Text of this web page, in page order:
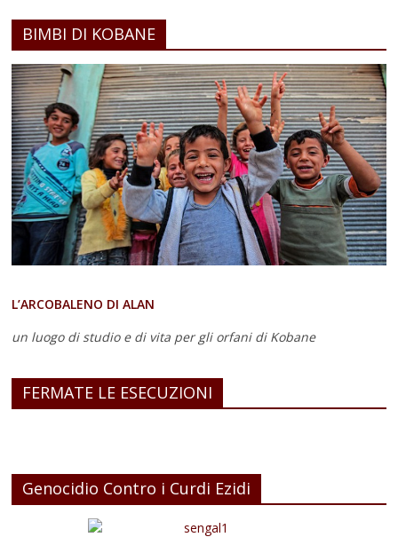
BIMBI DI KOBANE
L’ARCOBALENO DI ALAN
un luogo di studio e di vita per gli orfani di Kobane
FERMATE LE ESECUZIONI
Genocidio Contro i Curdi Ezidi